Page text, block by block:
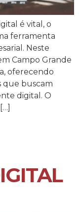
é vital, o
ferramenta
Neste
Campo Grande
oferecendo
que buscam
digital. O